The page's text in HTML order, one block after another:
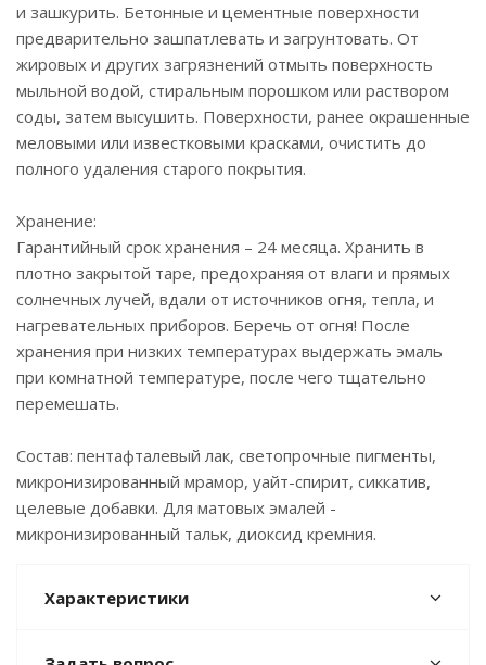
и зашкурить. Бетонные и цементные поверхности
предварительно зашпатлевать и загрунтовать. От
жировых и других загрязнений отмыть поверхность
мыльной водой, стиральным порошком или раствором
соды, затем высушить. Поверхности, ранее окрашенные
меловыми или известковыми красками, очистить до
полного удаления старого покрытия.
Хранение:
Гарантийный срок хранения – 24 месяца. Хранить в
плотно закрытой таре, предохраняя от влаги и прямых
солнечных лучей, вдали от источников огня, тепла, и
нагревательных приборов. Беречь от огня! После
хранения при низких температурах выдержать эмаль
при комнатной температуре, после чего тщательно
перемешать.
Состав: пентафталевый лак, светопрочные пигменты,
микронизированный мрамор, уайт-спирит, сиккатив,
целевые добавки. Для матовых эмалей -
микронизированный тальк, диоксид кремния.
Характеристики